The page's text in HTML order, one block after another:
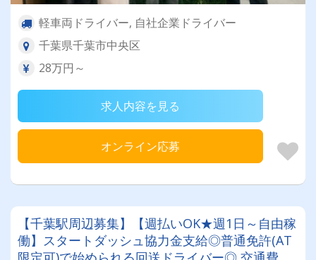
軽車両ドライバー, 自社企業ドライバー
千葉県千葉市中央区
28万円～
求人内容を見る
オンライン応募
【千葉駅周辺募集】【週払いOK★週1日～自由稼
働】スタートダッシュ協力金支給◎普通免許(AT